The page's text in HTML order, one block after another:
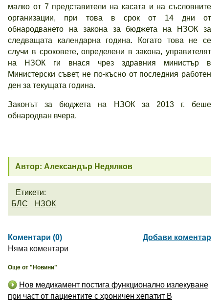
малко от 7 представители на касата и на съсловните
организации, при това в срок от 14 дни от
обнародването на закона за бюджета на НЗОК за
следващата календарна година. Когато това не се
случи в сроковете, определени в закона, управителят
на НЗОК ги внася чрез здравния министър в
Министерски съвет, не по-късно от последния работен
ден за текущата година.
Законът за бюджета на НЗОК за 2013 г. беше
обнародван вчера.
Автор: Александър Недялков
Етикети:
БЛС
НЗОК
Коментари (0)
Добави коментар
Няма коментари
Още от "Новини"
Нов медикамент постига функционално излекуване
при част от пациентите с хроничен хепатит B